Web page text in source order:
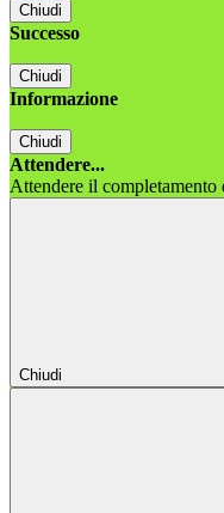
Chiudi
Successo
Chiudi
Informazione
Chiudi
Attendere...
Attendere il completamento
Chiudi